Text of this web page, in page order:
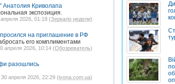
Анатолия Криволапа
экспозиция.
2026, 01:18 (Зеркало недели)
на приглашение в РФ
его комплиментами
апреля 2026, 10:14 (Обозреватель)
разошлись
30 апреля 2026, 22:29 (ivona.com.ua)